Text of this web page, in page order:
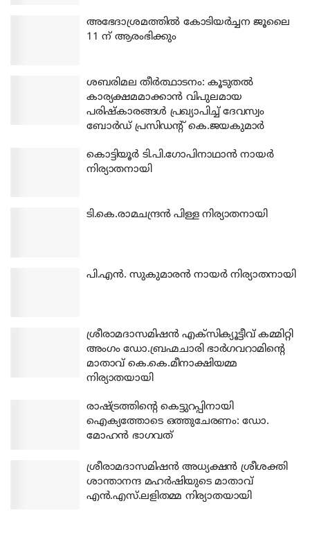
അഭേദാശ്രമത്തില്‍ കോടിയര്‍ച്ചന ജൂലൈ
11 ന് ആരംഭിക്കും
ശബരിമല തീര്‍ത്ഥാടനം: കൂടുതല്‍
കാര്യക്ഷമമാക്കാന്‍ വിപുലമായ
പരിഷ്‌കാരങ്ങള്‍ പ്രഖ്യാപിച്ച് ദേവസ്വം
ബോര്‍ഡ് പ്രസിഡന്റ് കെ.ജയകുമാര്‍
കൊട്ടിയൂര്‍ ടി.പി.ഗോപിനാഥാന്‍ നായര്‍
നിര്യാതനായി
ടി.കെ.രാമചന്ദ്രന്‍ പിള്ള നിര്യാതനായി
പി.എന്‍. സുകുമാരന്‍ നായര്‍ നിര്യാതനായി
ശ്രീരാമദാസമിഷന്‍ എക്‌സിക്യൂട്ടീവ് കമ്മിറ്റി
അംഗം ഡോ.ബ്രഹ്മചാരി ഭാര്‍ഗവറാമിന്റെ
മാതാവ് കെ.കെ.മീനാക്ഷിയമ്മ
നിര്യാതയായി
രാഷ്ട്രത്തിന്റെ കെട്ടുറപ്പിനായി
ഐക്യത്തോടെ ഒത്തുചേരണം: ഡോ.
മോഹന്‍ ഭാഗവത്
ശ്രീരാമദാസമിഷന്‍ അധ്യക്ഷന്‍ ശ്രീശക്തി
ശാന്താനന്ദ മഹര്‍ഷിയുടെ മാതാവ്
എന്‍.എസ്.ലളിതമ്മ നിര്യാതയായി